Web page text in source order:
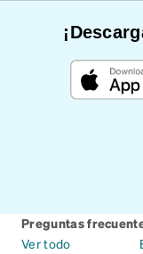
Preguntas
Ver todo